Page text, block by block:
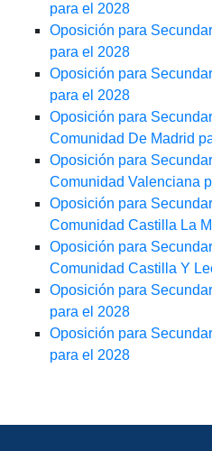
para el 2028
Oposición para
para el 2028
Oposición para
para el 2028
Oposición para
Comunidad De Madrid
Oposición para
Comunidad Valenciana
Oposición para
Comunidad Castilla La
Oposición para
Comunidad Castilla Y
Oposición para
para el 2028
Oposición para
para el 2028